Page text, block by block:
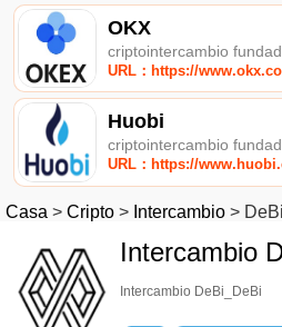
OKX
criptointercambio
URL：https://
Huobi
criptointercambio
URL：https://
Casa > Cripto > Intercambio > DeBi
Intercambio
Intercambio DeBi_DeBi